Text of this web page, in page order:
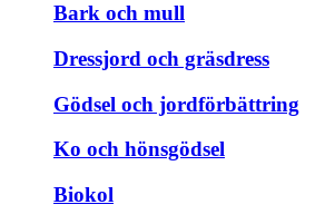
Bark och mull
Dressjord och gräsdress
Gödsel och jordförbättring
Ko och hönsgödsel
Biokol